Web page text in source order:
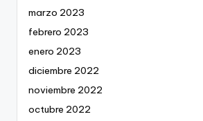
marzo 2023
febrero 2023
enero 2023
diciembre 2022
noviembre 2022
octubre 2022